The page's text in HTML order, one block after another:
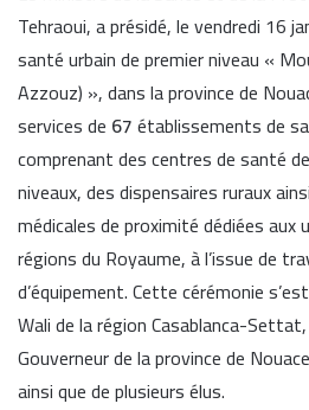
Tehraoui, a présidé, le vendredi 16
santé urbain de premier niveau «
Azzouz) », dans la province de
services de 67établissements de
comprenant des centres de santé
niveaux, des dispensaires ruraux
médicales de proximité dédiées aux
régions du Royaume, à l’issue de
d’équipement. Cette cérémonie
Wali de la région Casablanca-
Gouverneur de la province de
ainsi que de plusieurs élus.